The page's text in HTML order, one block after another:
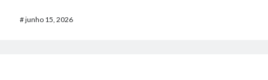
#junho 15, 2026